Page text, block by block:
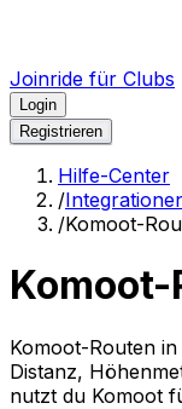
Joinride für Clubs
Login
Registrieren
Hilfe-Center
/
/Komoot-
Komoot-Routen
Distanz,
nutzt du Komoot